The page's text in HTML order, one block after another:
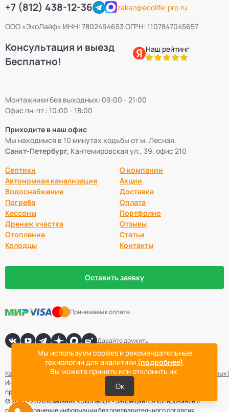
+7 (812) 438-12-36
zakaz@ecolife-pro.ru
ООО «ЭкоЛайф» ИНН: 7802494653 ОГРН: 1107847045657
Консультация и выезд
Бесплатно!
Наш рейтинг
Монтажники без выходных: 09:00 - 21:00
Офис пн-пт : 10:00 - 18:00
Приходите в наш офис
Мы находимся в 10 минутах ходьбы от м. Лесная.
Санкт-Петербург, Кантемировская ул., 39, офис 210
Септики
Автономная канализация
Водоснабжение
Погреба
Кессоны
Дренаж участка
Отопление
Колодцы
О компании
Акции
Доставка
Оплата
Портфолио
Отзывы
Статьи
Контакты
Оставить заявку
Принимаем к оплате
Давайте дружить
Информация не является публичной офертой. Точная стоимость
проведения работ определяется после выезда специалиста компании.
© 2007 - 2026 Компания «ЭкоЛайф» - Запрещается копирование и
распространение информации без предварительного согласия
Карта сайта Политика конфиденциальностиСогласие на обработку
Мы используем cookies и рекомендательные
технологии для аналитики (подробнее).
Вы можете принять или отклонить их.
Ок